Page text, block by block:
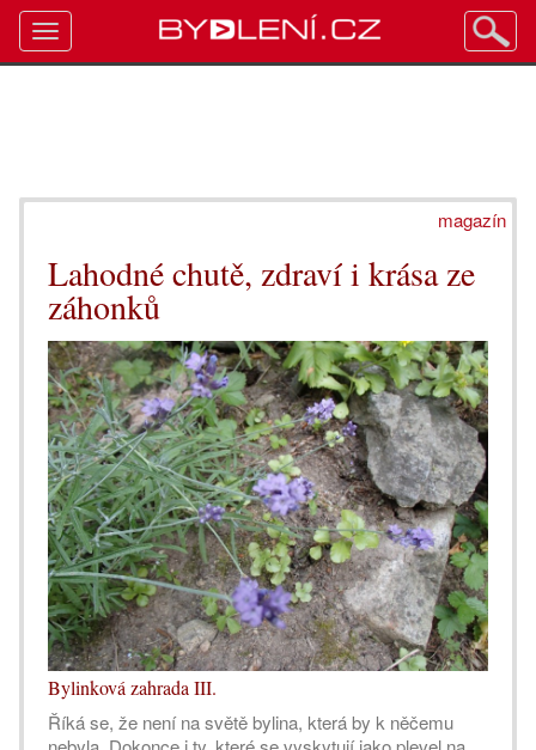
magazín
Lahodné chutě, zdraví i krása ze
záhonků
Bylinková zahrada III.
Říká se, že není na světě bylina, která by k něčemu
Toggle
navigation